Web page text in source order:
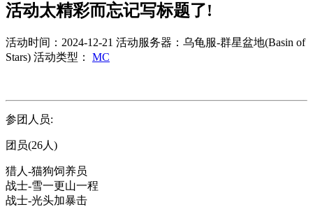
活动太精彩而忘记写标题了!
活动时间：2024-12-21 活动服务器：乌龟服-群星盆地(Basin of
Stars) 活动类型： MC
参团人员:
团员(26人)
猎人-猫狗饲养员
战士-雪一更山一程
战士-光头加暴击